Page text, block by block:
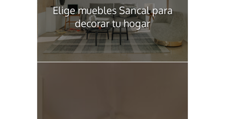
Elige muebles Sancal para
decorar tu hogar